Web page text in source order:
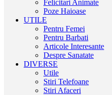
Felicitari Animate
Poze Haioase
UTILE
Pentru Femei
Pentru Barbati
Articole Interesante
Despre Sanatate
DIVERSE
Utile
Stiri Telefoane
Stiri Afaceri